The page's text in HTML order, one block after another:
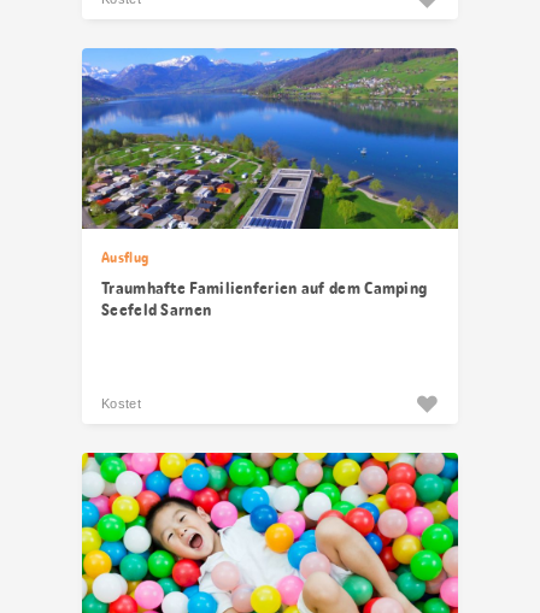
Ausflug
Traumhafte Familienferien auf dem Camping
Seefeld Sarnen
Kostet